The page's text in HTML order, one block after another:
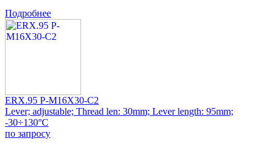
Подробнее
ERX.95 P-M16X30-C2
Lever; adjustable; Thread len: 30mm; Lever length: 95mm;
-30÷130°C
по запросу